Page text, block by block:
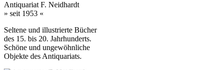
Antiquariat F. Neidhardt
» seit 1953 «
Seltene und illustrierte Bücher
des 15. bis 20. Jahrhunderts.
Schöne und ungewöhnliche
Objekte des Antiquariats.